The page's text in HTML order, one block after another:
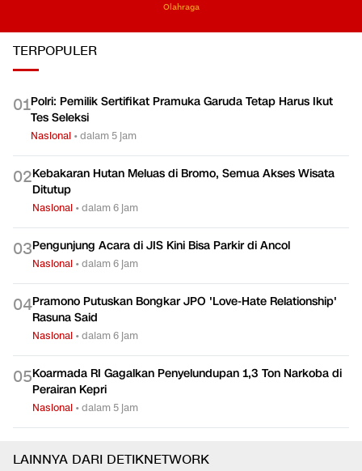
Olahraga
TERPOPULER
01Polri: Pemilik Sertifikat Pramuka Garuda Tetap Harus Ikut
Tes Seleksi
Nasional •dalam 5 jam
02Kebakaran Hutan Meluas di Bromo, Semua Akses Wisata
Ditutup
Nasional •dalam 6 jam
03Pengunjung Acara di JIS Kini Bisa Parkir di Ancol
Nasional •dalam 6 jam
04Pramono Putuskan Bongkar JPO 'Love-Hate Relationship'
Rasuna Said
Nasional •dalam 6 jam
05Koarmada RI Gagalkan Penyelundupan 1,3 Ton Narkoba di
Perairan Kepri
Nasional •dalam 5 jam
LAINNYA DARI DETIKNETWORK